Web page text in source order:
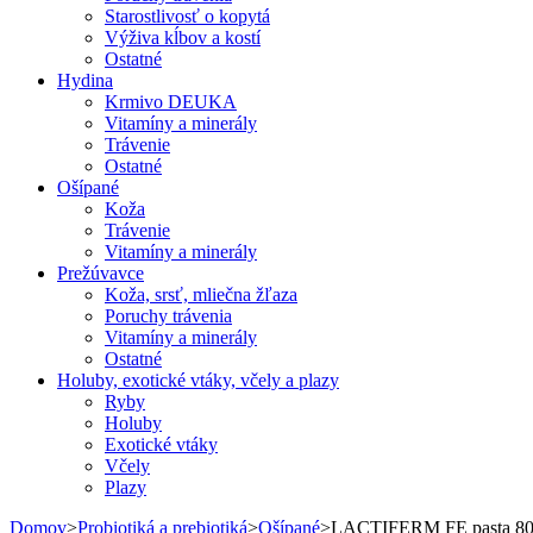
Starostlivosť o kopytá
Výživa kĺbov a kostí
Ostatné
Hydina
Krmivo DEUKA
Vitamíny a minerály
Trávenie
Ostatné
Ošípané
Koža
Trávenie
Vitamíny a minerály
Prežúvavce
Koža, srsť, mliečna žľaza
Poruchy trávenia
Vitamíny a minerály
Ostatné
Holuby, exotické vtáky, včely a plazy
Ryby
Holuby
Exotické vtáky
Včely
Plazy
Domov>Probiotiká a prebiotiká>Ošípané>LACTIFERM FE pasta